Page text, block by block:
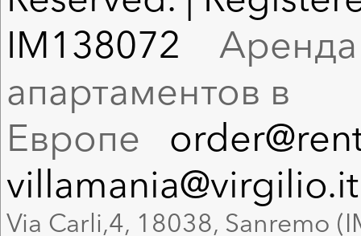
IM138072 Аренда
апартаментов в
Европе
villamania@virgilio.it
Via Carli,4, 18038, Sanremo